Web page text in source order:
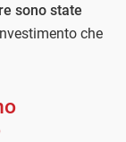
sono state
che